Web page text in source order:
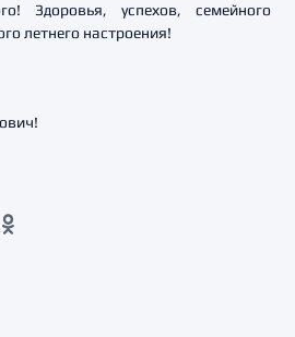
Здоровья, успехов, семейного
летнего настроения!